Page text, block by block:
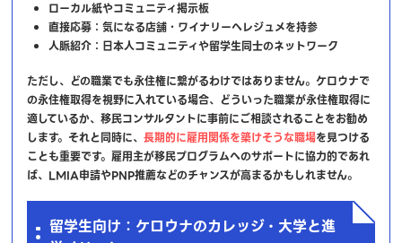
ローカル紙やコミュニティ掲示板
直接応募：気になる店舗・ワイナリーへレジュメを持参
人脈紹介：日本人コミュニティや留学生同士のネットワーク
ただし、どの職業でも永住権に繋がるわけではありません。ケロウナで
の永住権取得を視野に入れている場合、どういった職業が永住権取得に
適しているか、移民コンサルタントに事前にご相談されることをお勧め
します。それと同時に、長期的に雇用関係を築けそうな職場を見つける
ことも重要です。雇用主が移民プログラムへのサポートに協力的であれ
ば、LMIA申請やPNP推薦などのチャンスが高まるかもしれません。
留学生向け：ケロウナのカレッジ・大学と進